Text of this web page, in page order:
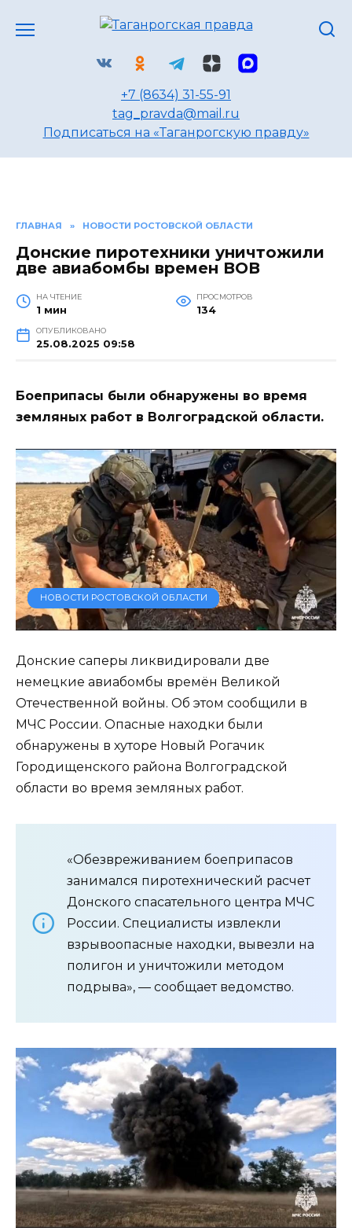
+7 (8634) 31-55-91
tag_pravda@mail.ru
Подписаться на «Таганрогскую правду»
ГЛАВНАЯ » НОВОСТИ РОСТОВСКОЙ ОБЛАСТИ
Донские пиротехники уничтожили
две авиабомбы времен ВОВ
НА ЧТЕНИЕ
1 мин
ПРОСМОТРОВ
134
ОПУБЛИКОВАНО
25.08.2025 09:58
Боеприпасы были обнаружены во время
земляных работ в Волгоградской области.
НОВОСТИ РОСТОВСКОЙ ОБЛАСТИ
Донские саперы ликвидировали две
немецкие авиабомбы времён Великой
Отечественной войны. Об этом сообщили в
МЧС России. Опасные находки были
обнаружены в хуторе Новый Рогачик
Городищенского района Волгоградской
области во время земляных работ.
«Обезвреживанием боеприпасов
занимался пиротехнический расчет
Донского спасательного центра МЧС
России. Специалисты извлекли
взрывоопасные находки, вывезли на
полигон и уничтожили методом
подрыва», — сообщает ведомство.